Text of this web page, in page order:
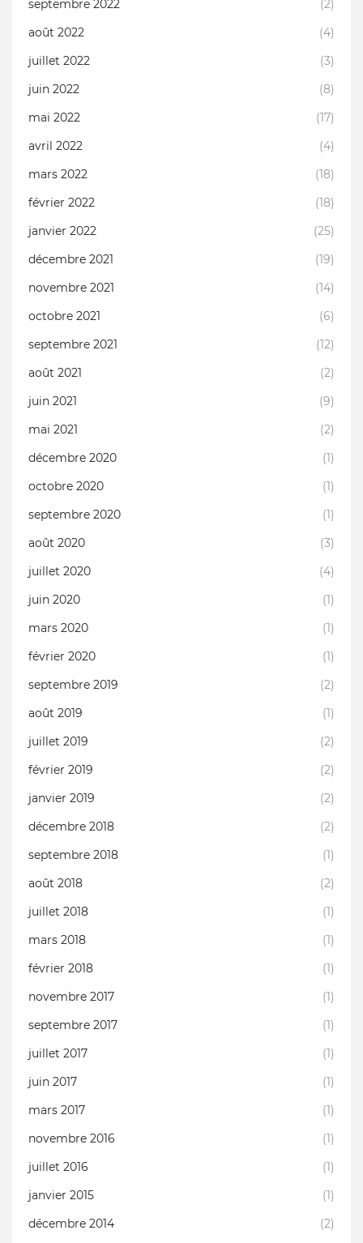
septembre 2022
(2)
août 2022
(4)
juillet 2022
(3)
juin 2022
(8)
mai 2022
(17)
avril 2022
(4)
mars 2022
(18)
février 2022
(18)
janvier 2022
(25)
décembre 2021
(19)
novembre 2021
(14)
octobre 2021
(6)
septembre 2021
(12)
août 2021
(2)
juin 2021
(9)
mai 2021
(2)
décembre 2020
(1)
octobre 2020
(1)
septembre 2020
(1)
août 2020
(3)
juillet 2020
(4)
juin 2020
(1)
mars 2020
(1)
février 2020
(1)
septembre 2019
(2)
août 2019
(1)
juillet 2019
(2)
février 2019
(2)
janvier 2019
(2)
décembre 2018
(2)
septembre 2018
(1)
août 2018
(2)
juillet 2018
(1)
mars 2018
(1)
février 2018
(1)
novembre 2017
(1)
septembre 2017
(1)
juillet 2017
(1)
juin 2017
(1)
mars 2017
(1)
novembre 2016
(1)
juillet 2016
(1)
janvier 2015
(1)
décembre 2014
(2)